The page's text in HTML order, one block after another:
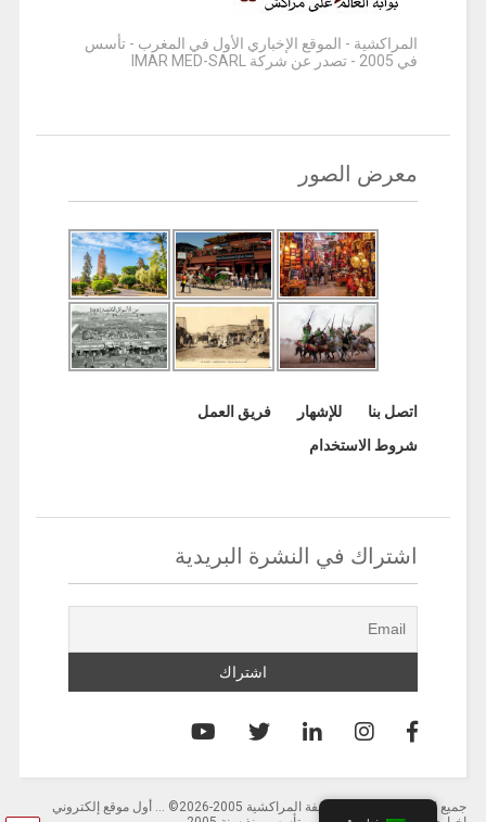
المراكشية - الموقع الإخباري الأول في المغرب - تأسس
في 2005 - تصدر عن شركة IMAR MED-SARL
معرض الصور
اتصل بنا للإشهار
فريق العمل
شروط الاستخدام
اشتراك في النشرة البريدية
جميع الحقوق محفوظة لصحيفة المراكشية 2005-2026© … أول موقع إلكتروني